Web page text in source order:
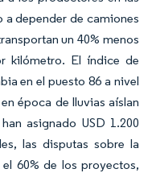
a depender de camiones
un 40% menos
kilómetro. El índice de
en el puesto 86 a nivel
época de lluvias aíslan
asignado USD 1.200
las disputas sobre la
60% de los proyectos,